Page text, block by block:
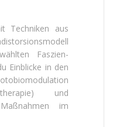
Techniken aus
Faszien-
Einblicke in den
und
im